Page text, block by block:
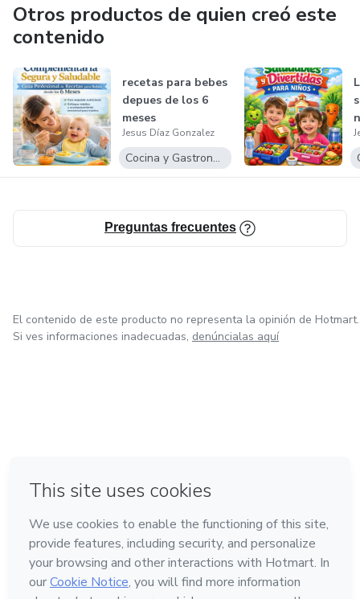
Otros productos de quien creó este
contenido
recetas para bebes
depues de los 6
meses
Jesus Díaz Gonzalez
Cocina y Gastronomía
Preguntas frecuentes
El contenido de este producto no representa la opinión de Hotmart.
Si ves informaciones inadecuadas, denúncialas aquí
Hecho con❤ en Bogotá
Conoce Hotmart